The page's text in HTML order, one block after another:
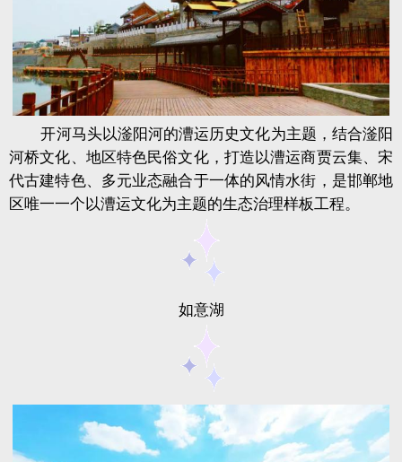
开河马头以滏阳河的漕运历史文化为主题，结合滏 阳
河桥文化、地区特色民俗文化，打造以漕运商贾云集、宋
代古建特色、多元业态融合于一体的风情水街，是邯郸地
区唯一一个以漕运文化为主题的生态治理样板工程。
如意湖